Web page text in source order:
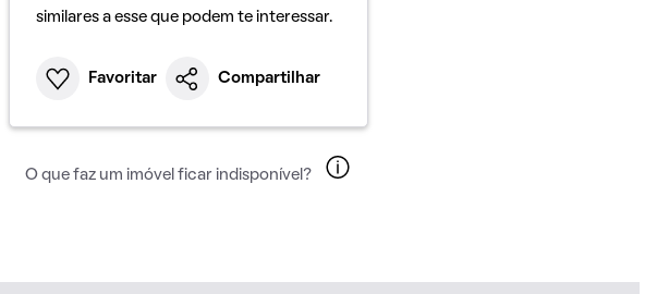
similares a esse que podem te interessar.
Favoritar Compartilhar
O que faz um imóvel ficar indisponível?